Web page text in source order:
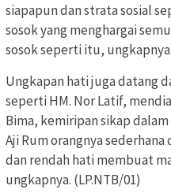
siapapun dan strata sosial
sosok yang menghargai
sosok seperti itu, ungkapnya.
Ungkapan hati juga datang
seperti HM. Nor Latif,
Bima, kemiripan sikap
Aji Rum orangnya
dan rendah hati membuat
ungkapnya. (LP.NTB/01)